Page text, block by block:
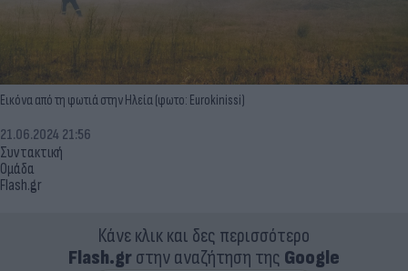
Εικόνα από τη φωτιά στην Ηλεία (φωτο: Eurokinissi)
Συντακτική
Ομάδα
Flash.gr
21.06.2024 21:56
Κάνε κλικ και δες περισσότερο
Flash.grστην αναζήτηση της Google